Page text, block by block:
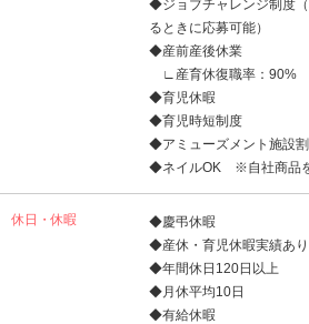
◆ジョブチャレンジ制度
るときに応募可能）
◆産前産後休業
∟産育休復職率：90%
◆育児休暇
◆育児時短制度
◆アミューズメント施設
◆ネイルOK ※自社商品
休日・休暇
◆慶弔休暇
◆産休・育児休暇実績あり
◆年間休日120日以上
◆月休平均10日
◆有給休暇